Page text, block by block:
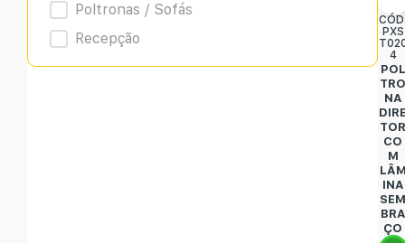
Product Archive
Poltronas / Sofás
Recepção
PXS
4
POL
NA
CO
M
INA
BRA
ÇO